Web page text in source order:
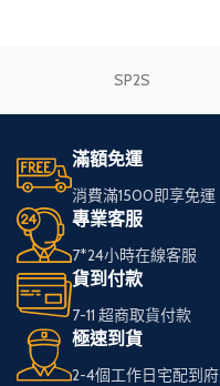
SP2S
滿額免運
消費滿1500即享免運
專業客服
7*24小時在線客服
貨到付款
7-11 超商取貨付款
極速到貨
2-4個工作日宅配到府